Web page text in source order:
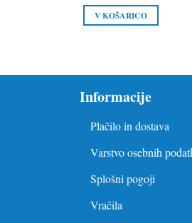
V KOŠARICO
Informacije
Plačilo in dostava
Varstvo osebnih
Splošni pogoji
Vračila